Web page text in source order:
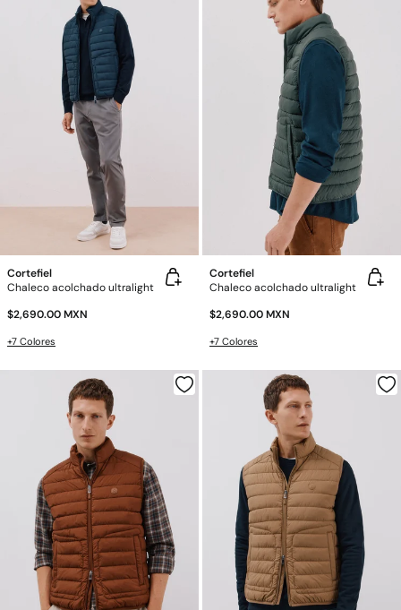
Cortefiel
Chaleco acolchado ultralight
$2,690.00 MXN
+7 Colores
Cortefiel
Chaleco acolchado ultralight
$2,690.00 MXN
+7 Colores